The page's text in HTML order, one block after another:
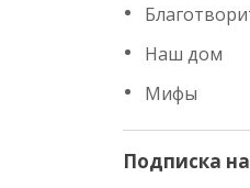
Наш дом
Мифы
Подписка